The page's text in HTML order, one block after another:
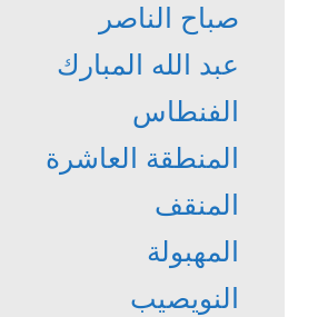
صباح الناصر
عبد الله المبارك
الفنطاس
المنطقة العاشرة
المنقف
المهبولة
النويصيب